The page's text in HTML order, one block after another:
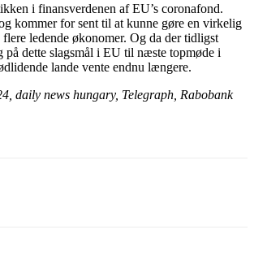
i finansverdenen af EU’s coronafond.
kommer for sent til at kunne gøre en virkelig
ledende økonomer. Og da der tidligst
på dette slagsmål i EU til næste topmøde i
lande vente endnu længere.
daily news hungary, Telegraph, Rabobank